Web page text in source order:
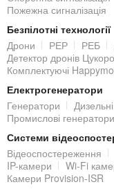
Живлення
до комплектації).
ВІДДАЛЕНИЙ
Переглядати
з локальної мережі,
Інтернет. Віддалений
крім комп'ютера і
або смартфона під
Пожежна сигналізація
Безпілотні технології
Дрони
РЕР РЕБ
Детектор дронів
Комплектуючі
Електрогенератори
Генератори
Промислові генератори
Системи
Відеоспостереження
IP-камери
Wi-Fi
Камери Provision-ISR